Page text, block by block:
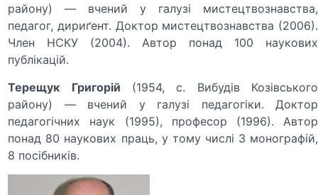
району) — вчений у галузі мистецтвознавства,
педагог, дириґент. Доктор мистецтвознавства (2006).
Член НСКУ (2004). Автор понад 100 наукових
публікацій.
Терещук
Григорій (1954, с. Вибудів Козівського
району) — вчений у галузі педагогіки. Доктор
педагогічних наук (1995), професор (1996). Автор
понад 80 наукових праць, у тому числі 3 монографій,
8 посібників.